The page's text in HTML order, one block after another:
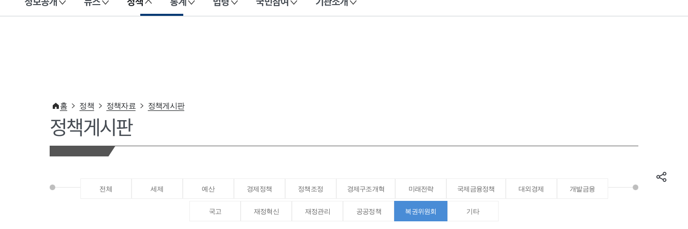
이 누리집은 대한민국 공식 전자정부 누리집입니다.
홈 정책 정책자료 정책게시판
정책게시판
전체 세제 예산 경제정책 정책조정 경제구조개혁 미래전략 국제금융정책 대외경제 개발금융
국고 재정혁신 재정관리 공공정책 복권위원회 기타